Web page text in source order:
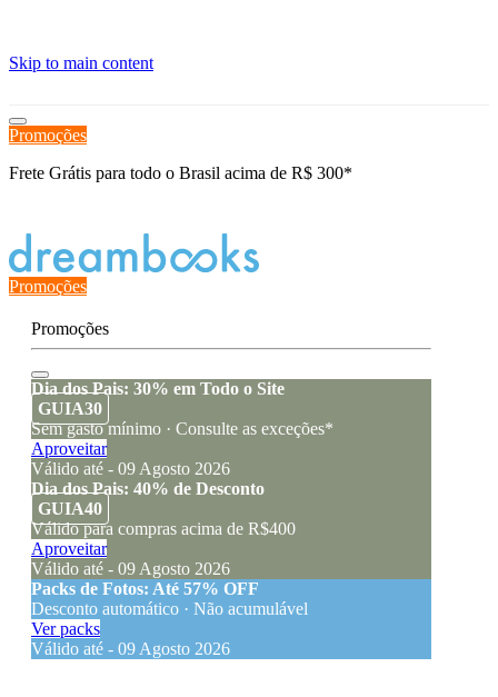
Skip to main content
Promoções
Frete Grátis para todo o Brasil acima de R$ 300*
Promoções
Promoções
Dia dos Pais: 30% em Todo o Site
GUIA30
Sem gasto mínimo · Consulte as exceções*
Aproveitar
Válido até - 09 Agosto 2026
Dia dos Pais: 40% de Desconto
GUIA40
Válido para compras acima de R$400
Aproveitar
Válido até - 09 Agosto 2026
Packs de Fotos: Até 57% OFF
Desconto automático · Não acumulável
Ver packs
Válido até - 09 Agosto 2026
≡